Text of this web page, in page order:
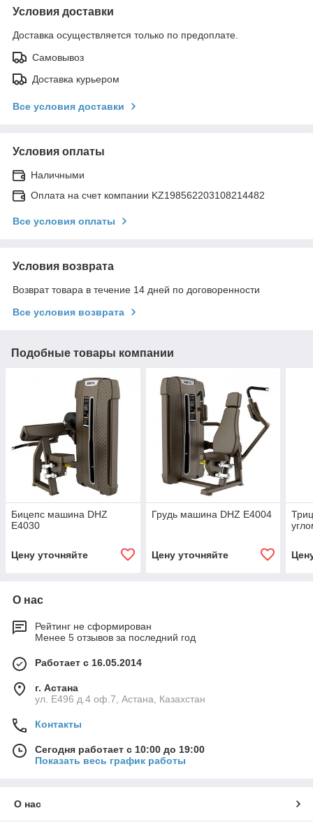
Условия доставки
Доставка осуществляется только по предоплате.
Самовывоз
Доставка курьером
Все условия доставки
Условия оплаты
Наличными
Оплата на счет компании KZ198562203108214482
Все условия оплаты
Условия возврата
Возврат товара в течение 14 дней по договоренности
Все условия возврата
Подобные товары компании
Бицепс машина DHZ
E4030
Цену уточняйте
Грудь машина DHZ E4004
Цену уточняйте
О нас
Рейтинг не сформирован
Менее 5 отзывов за последний год
Работает с 16.05.2014
г. Астана
ул. Е496 д.4 оф.7, Астана, Казахстан
Контакты
Сегодня работает с 10:00 до 19:00
Показать весь график работы
О нас